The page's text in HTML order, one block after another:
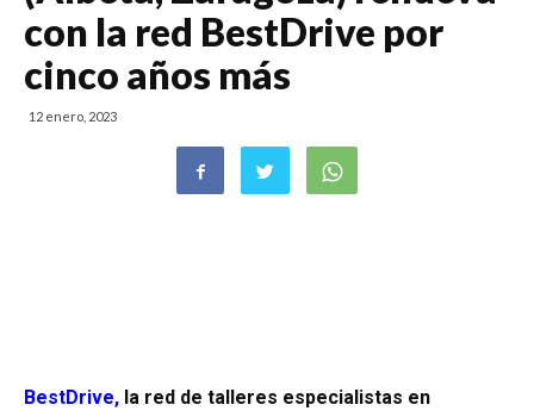
con la red BestDrive por
cinco años más
12 enero, 2023
BestDrive, la red de talleres especialistas en